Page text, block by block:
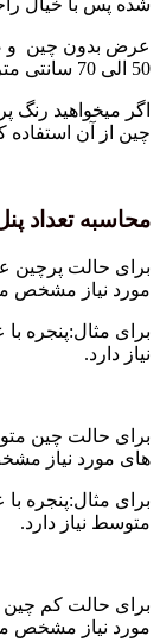
شده پس با خیال
50 الی 70 سانتی متر و کم چین 100 سانتی متر میباشد.
اگر میخواهید رنگ
چین از آن استفاده
محاسبه تعداد
مورد نیاز مشخص میشود
نیاز دارد.
های مورد نیاز
متوسط نیاز دارد.
مورد نیاز مشخص